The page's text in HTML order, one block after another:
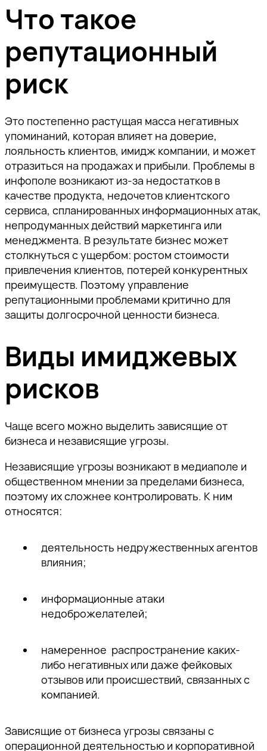
Что такое
репутационный
риск
Это постепенно растущая масса негативных
упоминаний, которая влияет на доверие,
лояльность клиентов, имидж компании, и может
отразиться на продажах и прибыли. Проблемы в
инфополе возникают из-за недостатков в
качестве продукта, недочетов клиентского
сервиса, спланированных информационных атак,
непродуманных действий маркетинга или
менеджмента. В результате бизнес может
столкнуться с ущербом: ростом стоимости
привлечения клиентов, потерей конкурентных
преимуществ. Поэтому управление
репутационными проблемами критично для
защиты долгосрочной ценности бизнеса.
Виды имиджевых
рисков
Чаще всего можно выделить зависящие от
бизнеса и независящие угрозы.
Независящие угрозы возникают в медиаполе и
общественном мнении за пределами бизнеса,
поэтому их сложнее контролировать. К ним
относятся:
деятельность недружественных агентов
влияния;
информационные атаки
недоброжелателей;
намеренное распространение каких-
либо негативных или даже фейковых
отзывов или происшествий, связанных с
компанией.
Зависящие от бизнеса угрозы связаны с
операционной деятельностью и корпоративной